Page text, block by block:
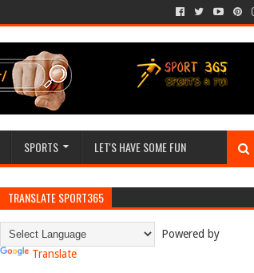
SPORTS LET'S HAVE SOME FUN
TRANSLATE SPORT365
Powered by
Translate